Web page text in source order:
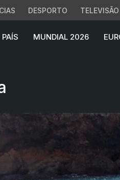
DESPORTO TELEVISÃO
PAÍS MUNDIAL 2026